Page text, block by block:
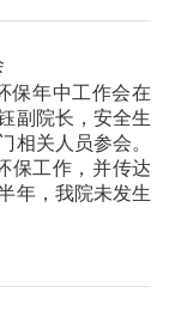
保年中工作会在
副院长，安全生
相关人员参会。
保工作，并传达
年，我院未发生